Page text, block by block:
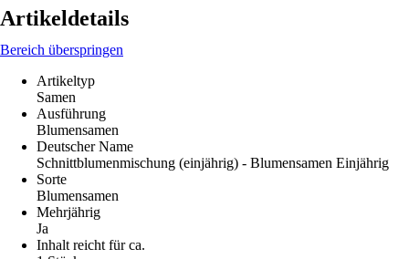
Artikeldetails
Bereich überspringen
Artikeltyp
Samen
Ausführung
Blumensamen
Deutscher Name
Schnittblumenmischung (einjährig) - Blumensamen Einjährig
Sorte
Blumensamen
Mehrjährig
Ja
Inhalt reicht für ca.